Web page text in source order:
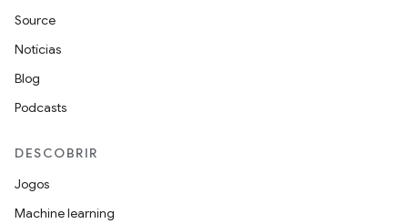
Source
Notícias
Blog
Podcasts
DESCOBRIR
Jogos
Machine learning